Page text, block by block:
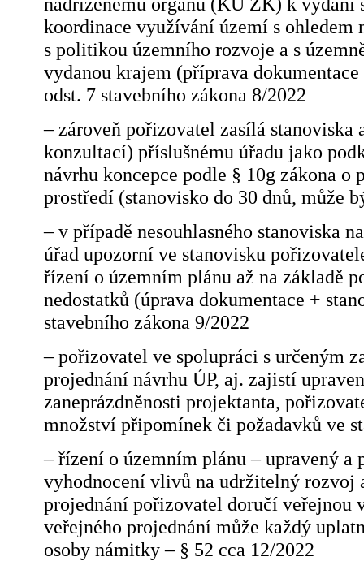
koordinace využívání území s ohledem
s politikou územního rozvoje a s
vydanou krajem (příprava
odst. 7 stavebního zákona 8/2022
– zároveň pořizovatel zasílá
konzultací) příslušnému úřadu jako
návrhu koncepce podle § 10g zákona
prostředí (stanovisko do 30 dnů, může
– v případě nesouhlasného stanoviska
úřad upozorní ve stanovisku
řízení o územním plánu až na základě
nedostatků (úprava dokumentace +
stavebního zákona 9/2022
– pořizovatel ve spolupráci s určeným
projednání návrhu ÚP, aj. zajistí
zaneprázdněnosti projektanta,
množství připomínek či požadavků ve
– řízení o územním plánu – upravený a
vyhodnocení vlivů na udržitelný rozvoj
projednání pořizovatel doručí veřejnou
veřejného projednání může každý
osoby námitky – § 52 cca 12/2022